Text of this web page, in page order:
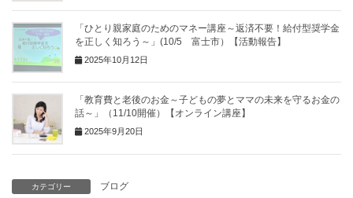
「ひとり親家庭のためのマネー講座～返済不要！給付型奨学金
を正しく知ろう～」(10/5 富士市）【活動報告】
2025年10月12日
「教育費と老後のお金～子どもの夢とママの未来を守るお金の
話～」（11/10開催）【オンライン講座】
2025年9月20日
カテゴリー ブログ